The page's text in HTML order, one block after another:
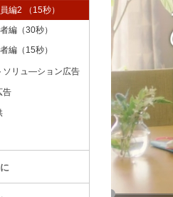
編2 （15秒）
編（30秒）
編（15秒）
ソリュ―ション広告
告